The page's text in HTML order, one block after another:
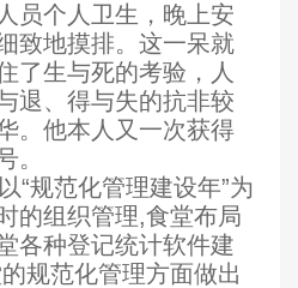
员个人卫生，晚上安
致地摸排。这一呆就
了生与死的考验，人
退、 得与失的抗非较
。他本人又一次获得
。
“规范化管理建设年”为
的组织管理,食堂布局
各种登记统计软件建
规范化管理方面做出